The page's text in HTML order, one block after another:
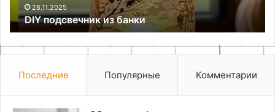
28.11.2025
DIY подсвечник из банки
Последние Популярные Комментарии